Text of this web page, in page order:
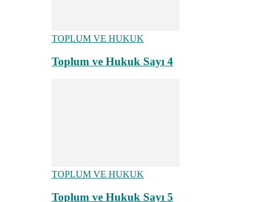
TOPLUM VE HUKUK
Toplum ve Hukuk Sayı 4
TOPLUM VE HUKUK
Toplum ve Hukuk Sayı 5